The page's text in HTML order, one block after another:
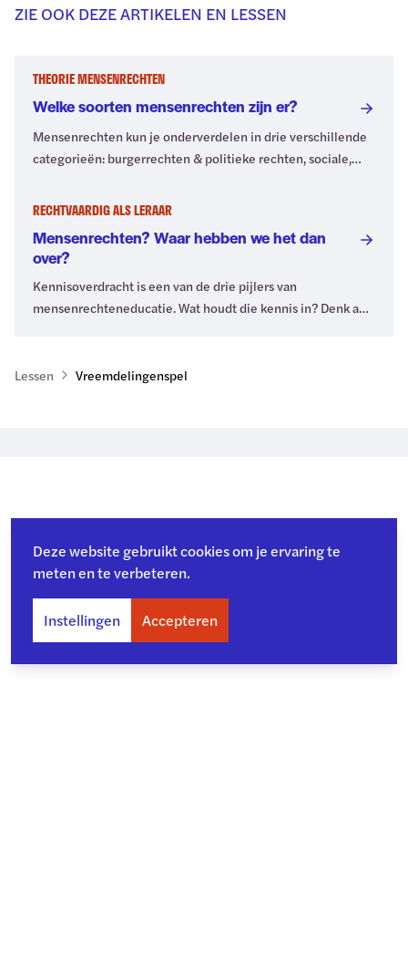
ZIE OOK DEZE ARTIKELEN EN LESSEN
Welke soorten mensenrechten zijn er?
THEORIE MENSENRECHTEN
Mensenrechten kun je onderverdelen in drie verschillende
categorieën: burgerrechten & politieke rechten, sociale,
Welke rechten horen waarbij? Check hier deze
mensenrechten op hun doel in te delen.
Mensenrechten? Waar hebben we het dan
over?
RECHTVAARDIG ALS LERAAR
Kennisoverdracht is een van de drie pijlers van
mensenrechteneducatie. Wat houdt die kennis in? Denk aan
in alle kenniscomponenten van mensenrechteneducatie?
Lessen Vreemdelingenspel
Deze website gebruikt cookies om je ervaring te
meten en te verbeteren.
Instellingen Accepteren